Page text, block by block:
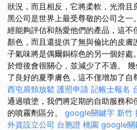
狀況，而且相反，它將柔軟，光滑且
黑公司是世界上最受尊敬的公司之一
經能夠評估和熱愛他們的產品，這不
顏色，而且還提供了無與倫比的皮膚
子氣味將是偶爾銅棕色的另一個好處
於燈後會很關心，並減少了不適。
了良好的夏季膚色，這不僅增加了自
西屯肩頸放鬆 護照申請 記帳士報名
通過噴塗，我們將定期的自助服務和
的噴霧劑區分。 google關鍵字 新竹
外資設立公司 台胞證 桃園 google關